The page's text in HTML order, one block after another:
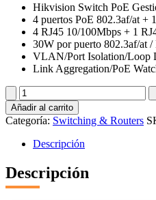
Hikvision Switch PoE
4 puertos PoE 802.3af/at +
4 RJ45 10/100Mbps + 1
30W por puerto 802.3af/at
VLAN/Port Isolation/Loop
Link Aggregation/PoE
DS-
3E1105P-
EIV2
cantidad
Añadir al carrito
Categoría: Switching & Routers
Descripción
Descripción